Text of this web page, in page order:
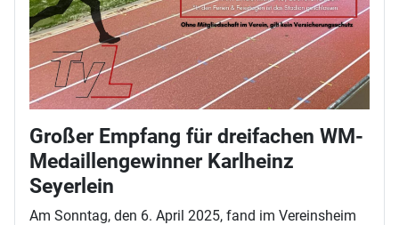
Großer Empfang für dreifachen WM-
Medaillengewinner Karlheinz
Seyerlein
Am Sonntag, den 6. April 2025, fand im Vereinsheim